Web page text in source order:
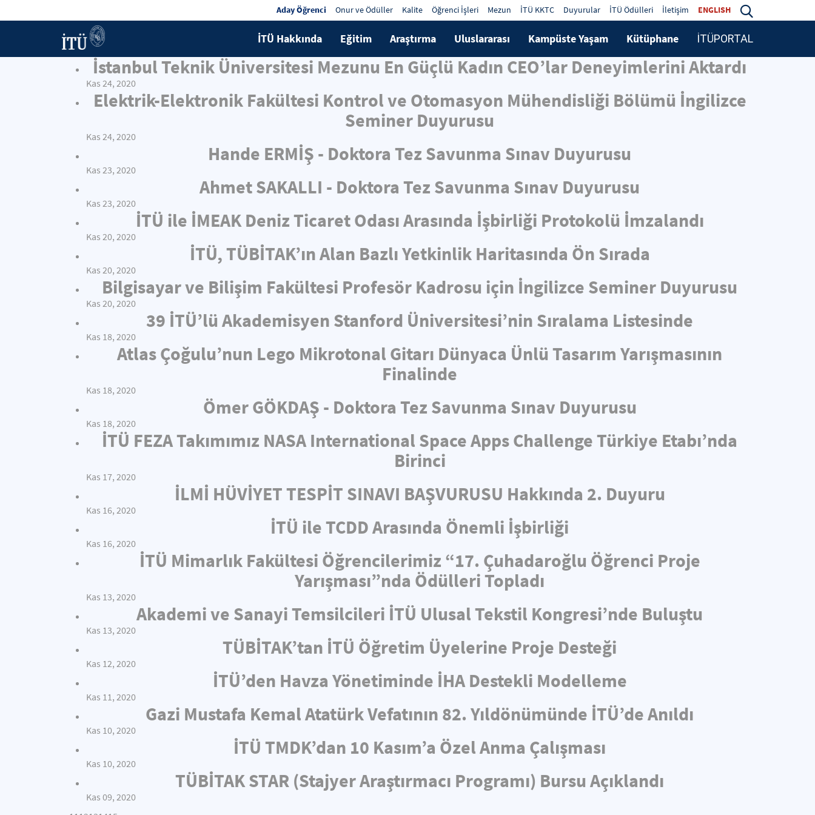
Aday Öğrenci Onur ve Ödüller Kalite Öğrenci İşleri Mezun İTÜ KKTC Duyurular İTÜ Ödülleri İletişim ENGLISH
İTÜ Hakkında Eğitim Araştırma Uluslararası Kampüste Yaşam Kütüphane İTÜPORTAL
İstanbul Teknik Üniversitesi Mezunu En Güçlü Kadın CEO’lar Deneyimlerini Aktardı
Kas 24, 2020
Elektrik-Elektronik Fakültesi Kontrol ve Otomasyon Mühendisliği Bölümü İngilizce
Seminer Duyurusu
Kas 24, 2020
Hande ERMİŞ - Doktora Tez Savunma Sınav Duyurusu
Kas 23, 2020
Ahmet SAKALLI - Doktora Tez Savunma Sınav Duyurusu
Kas 23, 2020
İTÜ ile İMEAK Deniz Ticaret Odası Arasında İşbirliği Protokolü İmzalandı
Kas 20, 2020
İTÜ, TÜBİTAK’ın Alan Bazlı Yetkinlik Haritasında Ön Sırada
Kas 20, 2020
Bilgisayar ve Bilişim Fakültesi Profesör Kadrosu için İngilizce Seminer Duyurusu
Kas 20, 2020
39 İTÜ’lü Akademisyen Stanford Üniversitesi’nin Sıralama Listesinde
Kas 18, 2020
Atlas Çoğulu’nun Lego Mikrotonal Gitarı Dünyaca Ünlü Tasarım Yarışmasının
Finalinde
Kas 18, 2020
Ömer GÖKDAŞ - Doktora Tez Savunma Sınav Duyurusu
Kas 18, 2020
İTÜ FEZA Takımımız NASA International Space Apps Challenge Türkiye Etabı’nda
Birinci
Kas 17, 2020
İLMİ HÜVİYET TESPİT SINAVI BAŞVURUSU Hakkında 2. Duyuru
Kas 16, 2020
İTÜ ile TCDD Arasında Önemli İşbirliği
Kas 16, 2020
İTÜ Mimarlık Fakültesi Öğrencilerimiz “17. Çuhadaroğlu Öğrenci Proje
Yarışması”nda Ödülleri Topladı
Kas 13, 2020
Akademi ve Sanayi Temsilcileri İTÜ Ulusal Tekstil Kongresi’nde Buluştu
Kas 13, 2020
TÜBİTAK’tan İTÜ Öğretim Üyelerine Proje Desteği
Kas 12, 2020
İTÜ’den Havza Yönetiminde İHA Destekli Modelleme
Kas 11, 2020
Gazi Mustafa Kemal Atatürk Vefatının 82. Yıldönümünde İTÜ’de Anıldı
Kas 10, 2020
İTÜ TMDK’dan 10 Kasım’a Özel Anma Çalışması
Kas 10, 2020
TÜBİTAK STAR (Stajyer Araştırmacı Programı) Bursu Açıklandı
Kas 09, 2020